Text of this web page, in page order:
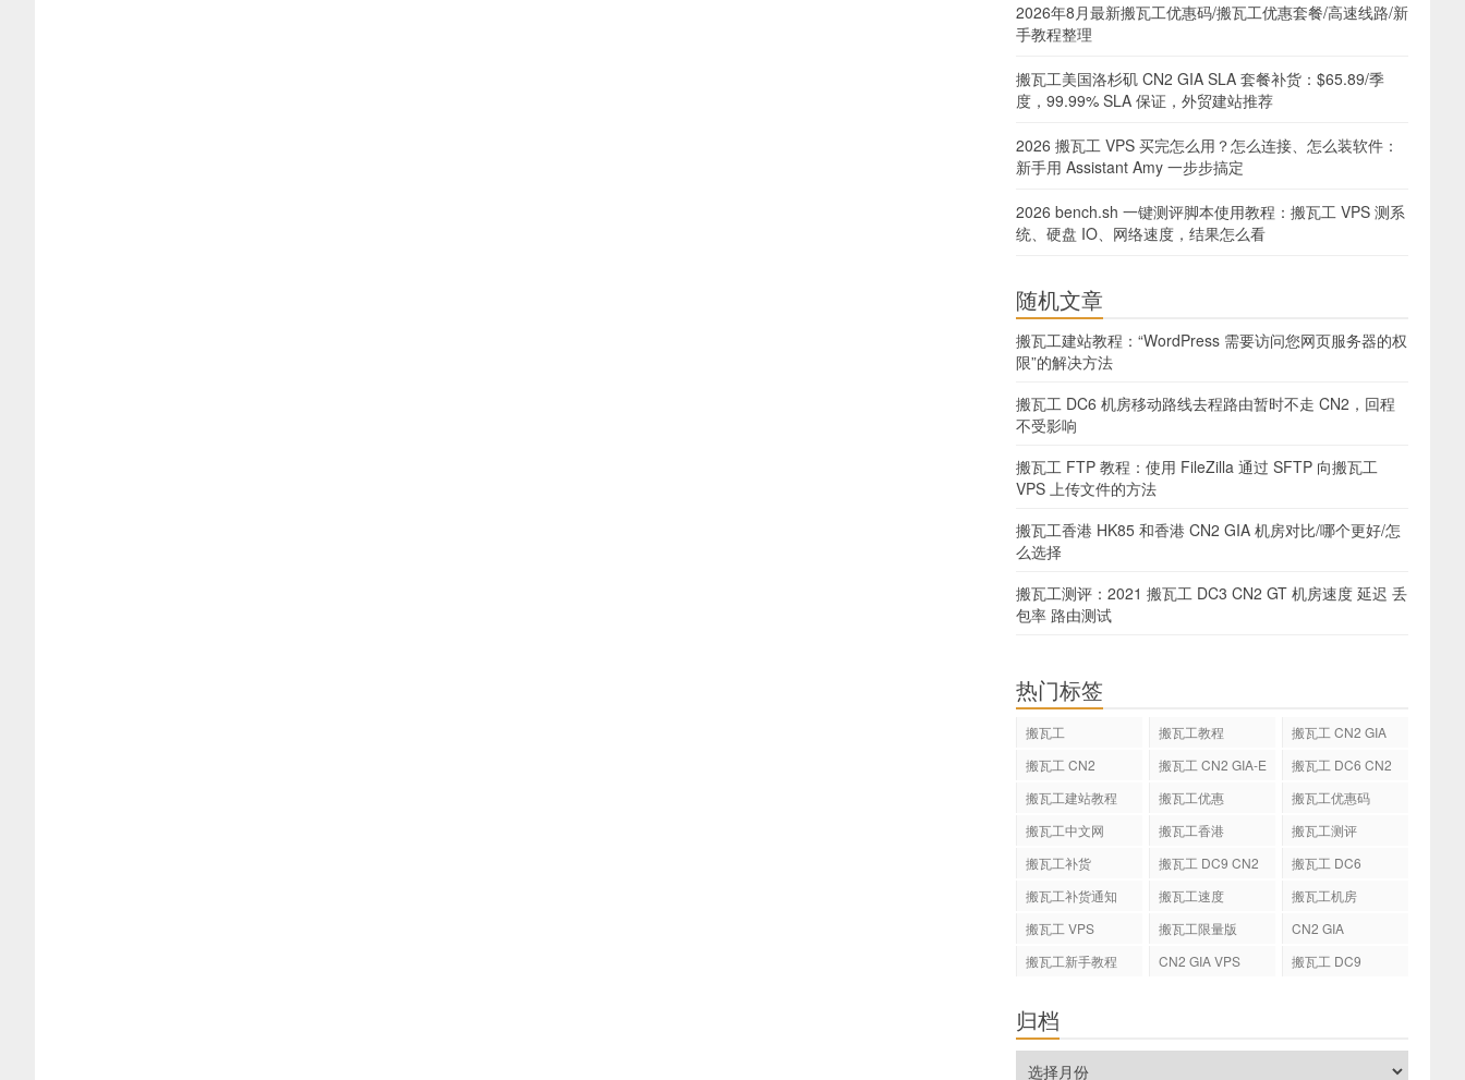
2026年8月最新搬瓦工优惠码/搬瓦工优惠套餐/高速线路/新
手教程整理
搬瓦工美国洛杉矶 CN2 GIA SLA 套餐补货：$65.89/季
度，99.99% SLA 保证，外贸建站推荐
2026 搬瓦工 VPS 买完怎么用？怎么连接、怎么装软件：
新手用 Assistant Amy 一步步搞定
2026 bench.sh 一键测评脚本使用教程：搬瓦工 VPS 测系
统、硬盘 IO、网络速度，结果怎么看
随机文章
搬瓦工建站教程：“WordPress 需要访问您网页服务器的权
限”的解决方法
搬瓦工 DC6 机房移动路线去程路由暂时不走 CN2，回程
不受影响
搬瓦工 FTP 教程：使用 FileZilla 通过 SFTP 向搬瓦工
VPS 上传文件的方法
搬瓦工香港 HK85 和香港 CN2 GIA 机房对比/哪个更好/怎
么选择
搬瓦工测评：2021 搬瓦工 DC3 CN2 GT 机房速度 延迟 丢
包率 路由测试
热门标签
搬瓦工 搬瓦工教程
搬瓦工 CN2 GIA
搬瓦工 CN2
搬瓦工 CN2 GIA-E
搬瓦工 DC6 CN2
搬瓦工建站教程 搬瓦工优惠
搬瓦工优惠码
搬瓦工中文网
搬瓦工香港
搬瓦工测评
搬瓦工补货
搬瓦工 DC9 CN2
搬瓦工 DC6
搬瓦工补货通知
搬瓦工速度
搬瓦工机房
搬瓦工 VPS
搬瓦工限量版
CN2 GIA
搬瓦工新手教程
CN2 GIA VPS 搬瓦工 DC9
归档